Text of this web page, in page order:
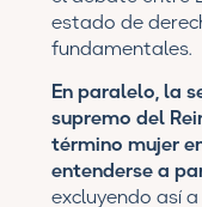
estado de
fundamentales.
En paralelo, la
supremo del
término mujer
entenderse a
excluyendo así